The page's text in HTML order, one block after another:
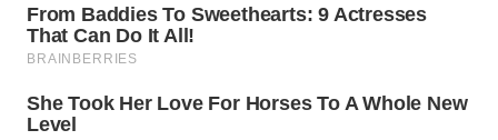
LISTRIK
TRAVEL